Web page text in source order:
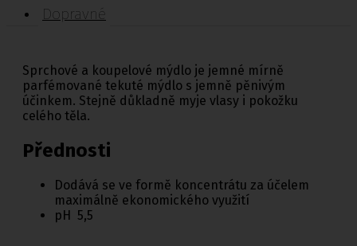
Dopravné
Sprchové a koupelové mýdlo je jemné mírně
parfémované tekuté mýdlo s jemně pěnivým
účinkem. Stejně důkladně myje vlasy i pokožku
celého těla.
Přednosti
Dodává se ve formě koncentrátu za účelem
maximálně ekonomického využití
pH 5,5